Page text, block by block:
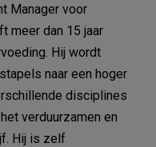
Manager voor
meer dan 15 jaar
Hij wordt
naar een hoger
disciplines
verduurzamen en
Hij is zelf